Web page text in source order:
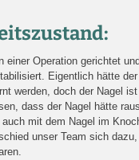
einer Operation gerichtet
Eigentlich hätte
werden, doch der Nagel
dass der Nagel hätte
mit dem Nagel im
unser Team sich